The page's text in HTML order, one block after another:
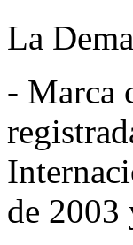
La
- Marca
de 2003